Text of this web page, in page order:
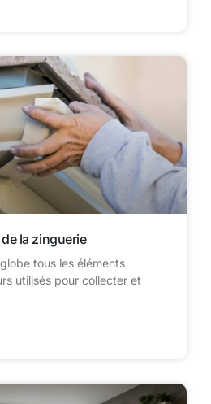
la zinguerie
tous les éléments
utilisés pour collecter et